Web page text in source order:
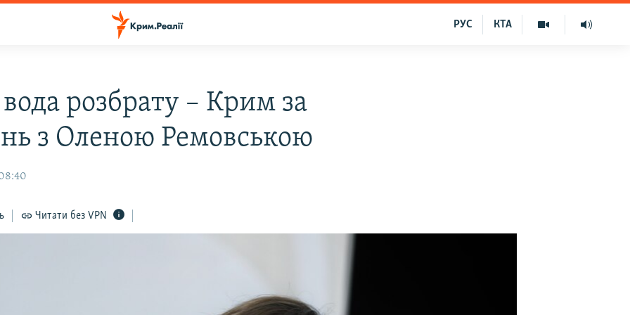
КТА
РУС
розбрату – Крим за
з Оленою Ремовською
Читати без VPN